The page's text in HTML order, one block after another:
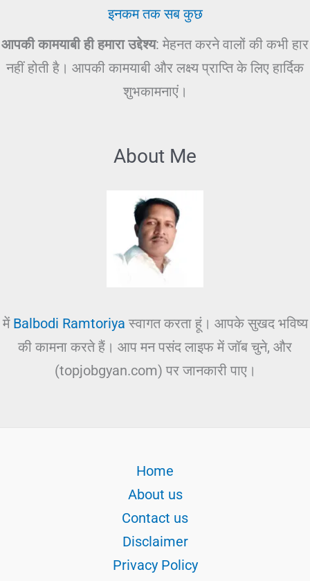
इनकम तक सब कुछ
आपकी कामयाबी ही हमारा उद्देश्य: मेहनत करने वालों की कभी हार
नहीं होती है। आपकी कामयाबी और लक्ष्य प्राप्ति के लिए हार्दिक
शुभकामनाएं।
About Me
में Balbodi Ramtoriya स्वागत करता हूं। आपके सुखद भविष्य
की कामना करते हैं। आप मन पसंद लाइफ में जॉब चुने, और
(topjobgyan.com) पर जानकारी पाए।
Home
About us
Contact us
Disclaimer
Privacy Policy